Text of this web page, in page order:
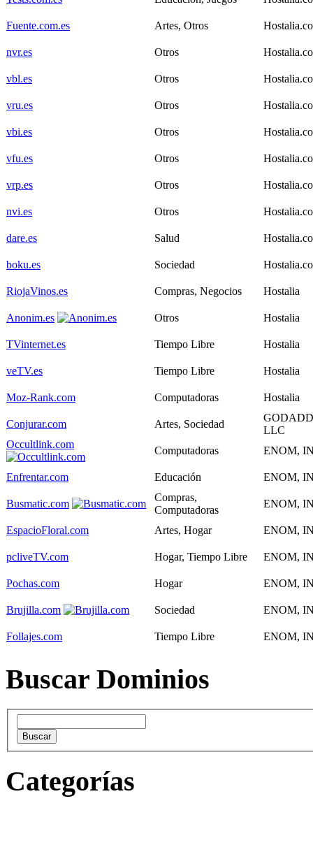
Fuente.com.es Artes, Otros
nvr.es Otros
vbl.es Otros
vru.es Otros
vbi.es Otros
vfu.es Otros
vrp.es Otros
nvi.es Otros
dare.es Salud
boku.es Sociedad
RiojaVinos.es Compras, Negocios Hostalia
Anonim.es Otros Hostalia
TVinternet.es Tiempo Libre Hostalia
veTV.es Tiempo Libre Hostalia
Moz-Rank.com Computadoras Hostalia
Conjurar.com Artes, Sociedad
LLC
Occultlink.com
Computadoras ENOM,
Enfrentar.com Educación ENOM,
Busmatic.com
Compras,
Computadoras
ENOM,
EspacioFloral.com Artes, Hogar ENOM,
pcliveTV.com Hogar, Tiempo Libre ENOM,
Pochas.com Hogar ENOM,
Brujilla.com Sociedad ENOM,
Follajes.com Tiempo Libre ENOM,
Buscar Dominios
Categorías